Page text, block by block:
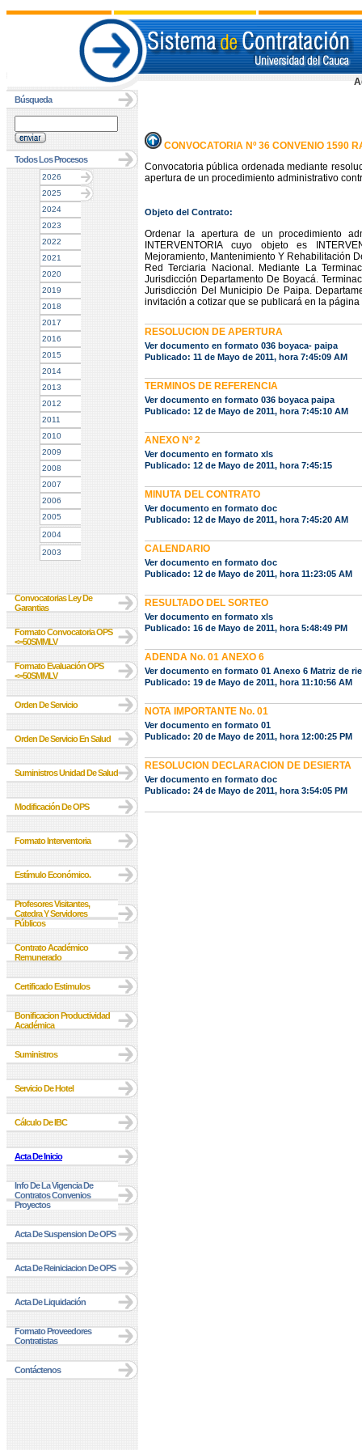
Búsqueda
Todos Los Procesos
2026
2025
2024
2023
2022
2021
2020
2019
2018
2017
2016
2015
2014
2013
2012
2011
2010
2009
2008
2007
2006
2005
2004
2003
Convocatorias Ley De
Garantias
Formato Convocatoria OPS
<=50SMMLV
Formato Evaluación OPS
<=50SMMLV
Orden De Servicio
Orden De Servicio En Salud
Suministros Unidad De Salud
Modificación De OPS
Formato Interventoria
Estímulo Económico.
Profesores Visitantes,
Catedra Y Servidores
Públicos
Contrato Académico
Remunerado
Certificado Estimulos
Bonificacion Productividad
Académica
Suministros
Servicio De Hotel
Cálculo De IBC
Acta De Inicio
Info De La Vigencia De
Contratos Convenios
Proyectos
Acta De Suspension De OPS
Acta De Reiniciacion De OPS
Acta De Liquidación
Formato Proveedores
Contratistas
Contáctenos
CONVOCATORIA Nº 36 CONVENIO 1590
Convocatoria pública ordenada mediante
apertura de un procedimiento administrativo
Objeto del Contrato:
Ordenar la apertura de un procedimiento
INTERVENTORIA cuyo objeto es
Mejoramiento, Mantenimiento Y Rehabilitación
Red Terciaria Nacional. Mediante La
Jurisdicción Departamento De Boyacá.
Jurisdicción Del Municipio De Paipa.
invitación a cotizar que se publicará en la
RESOLUCION DE APERTURA
Ver documento en formato 036 boyaca- paipa
Publicado: 11 de Mayo de 2011, hora 7:45:09 AM
TERMINOS DE REFERENCIA
Ver documento en formato 036 boyaca paipa
Publicado: 12 de Mayo de 2011, hora 7:45:10 AM
ANEXO Nº 2
Ver documento en formato xls
Publicado: 12 de Mayo de 2011, hora 7:45:15
MINUTA DEL CONTRATO
Ver documento en formato doc
Publicado: 12 de Mayo de 2011, hora 7:45:20 AM
CALENDARIO
Ver documento en formato doc
Publicado: 12 de Mayo de 2011, hora 11:23:05 AM
RESULTADO DEL SORTEO
Ver documento en formato xls
Publicado: 16 de Mayo de 2011, hora 5:48:49 PM
ADENDA No. 01 ANEXO 6
Ver documento en formato 01 Anexo 6 Matriz de
Publicado: 19 de Mayo de 2011, hora 11:10:56 AM
NOTA IMPORTANTE No. 01
Ver documento en formato 01
Publicado: 20 de Mayo de 2011, hora 12:00:25 PM
RESOLUCION DECLARACION DE DESIERTA
Ver documento en formato doc
Publicado: 24 de Mayo de 2011, hora 3:54:05 PM